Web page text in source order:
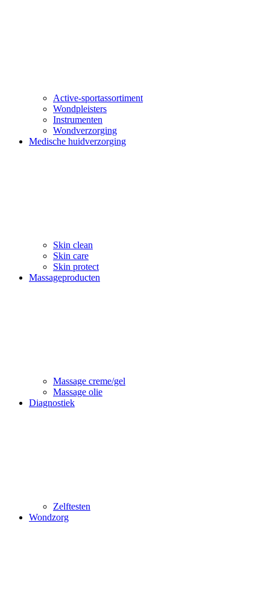
Active-sportassortiment
Wondpleisters
Instrumenten
Wondverzorging
Medische huidverzorging
Skin clean
Skin care
Skin protect
Massageproducten
Massage creme/gel
Massage olie
Diagnostiek
Zelftesten
Wondzorg